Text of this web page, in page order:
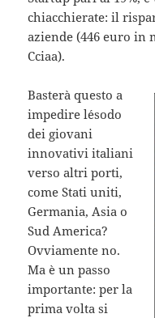
chiacchierate: il
aziende (446 euro in
Cciaa).
Basterà questo a
impedire l´esodo
dei giovani
innovativi italiani
verso altri porti,
come Stati uniti,
Germania, Asia o
Sud America?
Ovviamente no.
Ma è un passo
importante: per la
prima volta si